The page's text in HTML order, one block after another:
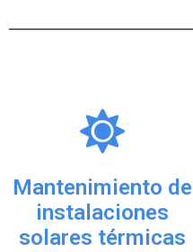
Mantenimiento de
instalaciones
solares térmicas